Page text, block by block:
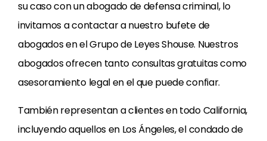
su caso con un abogado de defensa criminal, lo
invitamos a contactar a nuestro bufete de
abogados en el Grupo de Leyes Shouse. Nuestros
abogados ofrecen tanto consultas gratuitas como
asesoramiento legal en el que puede confiar.
También representan a clientes en todo California,
incluyendo aquellos en Los Ángeles, el condado de